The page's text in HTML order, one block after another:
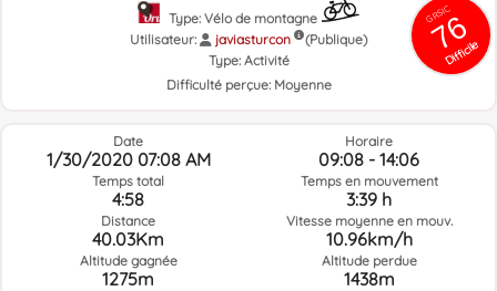
GRSIC
76
Difficile
Type: Vélo de montagne
Utilisateur:
javiasturcon
(Publique)
Type: Activité
Difficulté perçue: Moyenne
Date
1/30/2020 07:08 AM
Temps total
4:58
Distance
40.03Km
Altitude gagnée
1275m
Horaire
09:08 - 14:06
Temps en mouvement
3:39 h
Vitesse moyenne en mouv.
10.96km/h
Altitude perdue
1438m